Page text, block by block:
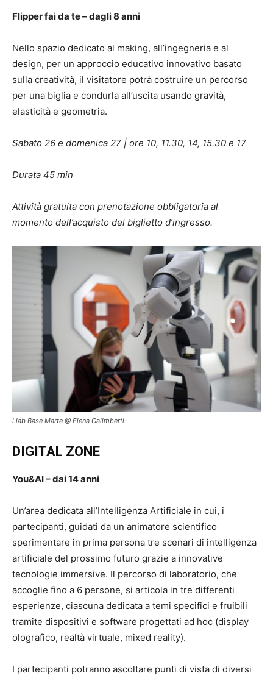
Flipper fai da te – dagli 8 anni
Nello spazio dedicato al making, all’ingegneria e al
design, per un approccio educativo innovativo basato
sulla creatività, il visitatore potrà costruire un percorso
per una biglia e condurla all’uscita usando gravità,
elasticità e geometria.
Sabato 26 e domenica 27 | ore 10, 11.30, 14, 15.30 e 17
Durata 45 min
Attività gratuita con prenotazione obbligatoria al
momento dell’acquisto del biglietto d’ingresso.
i.lab Base Marte @ Elena Galimberti
DIGITAL ZONE
You&AI – dai 14 anni
Un’area dedicata all’Intelligenza Artificiale in cui, i
partecipanti, guidati da un animatore scientifico
sperimentare in prima persona tre scenari di intelligenza
artificiale del prossimo futuro grazie a innovative
tecnologie immersive. Il percorso di laboratorio, che
accoglie fino a 6 persone, si articola in tre differenti
esperienze, ciascuna dedicata a temi specifici e fruibili
tramite dispositivi e software progettati ad hoc (display
olografico, realtà virtuale, mixed reality).
I partecipanti potranno ascoltare punti di vista di diversi